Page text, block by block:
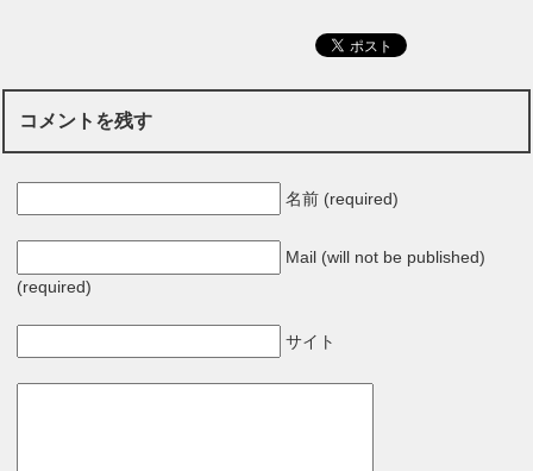
コメントを残す
名前 (required)
Mail (will not be published)
(required)
サイト